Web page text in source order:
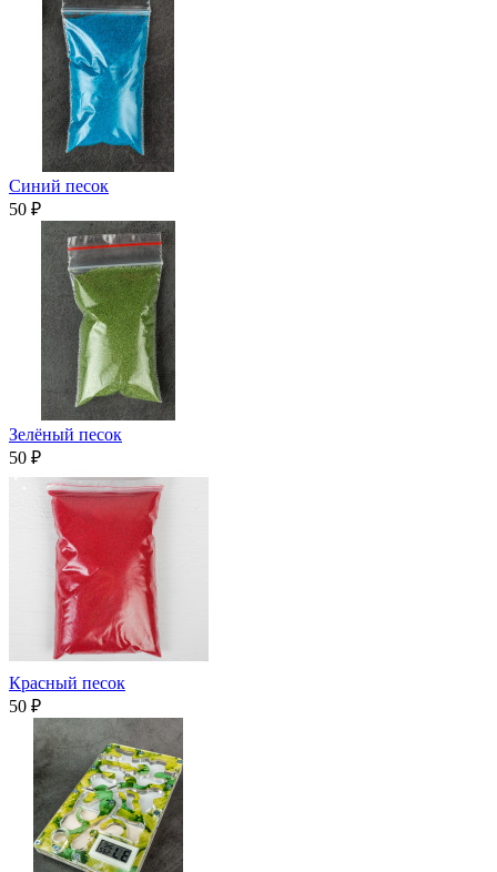
Синий песок
50 ₽
Зелёный песок
50 ₽
Красный песок
50 ₽